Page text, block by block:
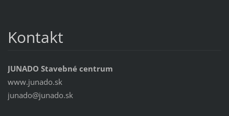
Kontakt
JUNADO Stavebné centrum
www.junado.sk
junado@junado.sk